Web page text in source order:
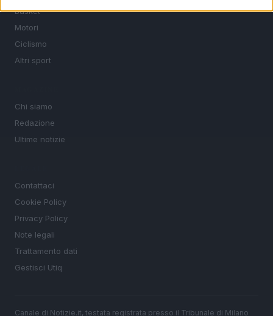
Basket
Motori
Ciclismo
Altri sport
Chi siamo
Redazione
Ultime notizie
Contattaci
Cookie Policy
Privacy Policy
Note legali
Trattamento dati
Gestisci Utiq
Canale di Notizie.it, testata registrata presso il Tribunale di Milano